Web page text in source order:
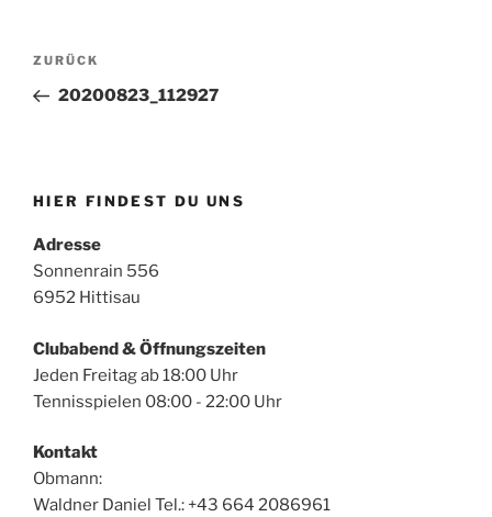
Beitragsnavigation
Vorheriger
Beitrag
ZURÜCK
20200823_112927
HIER FINDEST DU UNS
Adresse
Sonnenrain 556
6952 Hittisau
Clubabend & Öffnungszeiten
Jeden Freitag ab 18:00 Uhr
Tennisspielen 08:00 - 22:00 Uhr
Kontakt
Obmann:
Waldner Daniel Tel.: +43 664 2086961